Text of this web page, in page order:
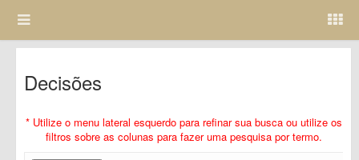
Decisões
* Utilize o menu lateral esquerdo para refinar sua busca ou utilize os
filtros sobre as colunas para fazer uma pesquisa por termo.